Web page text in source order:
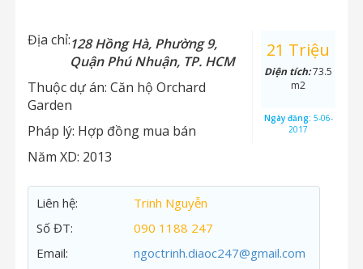
Địa chỉ:128 Hồng Hà, Phường 9,
Quận Phú Nhuận, TP. HCM
Thuộc dự án: Căn hộ Orchard
Garden
Pháp lý: Hợp đồng mua bán
Năm XD: 2013
21 Triệu
Diện tích:73.5
m2
Ngày đăng: 5-06-
2017
Liên hệ:
Trinh Nguyễn
Số ĐT:
090 1188 247
Email:
ngoctrinh.diaoc247@gmail.com